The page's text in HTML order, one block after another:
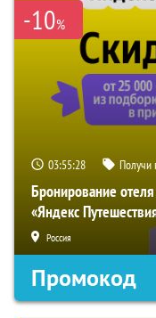
-10%
03:55:27 Получи
Бронирование
«Яндекс
Россия
Промокод